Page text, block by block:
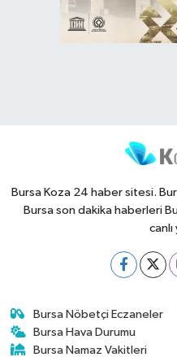
Bursa Koza 24 haber sitesi.
Bursa son dakika haberleri
canlı
Bursa Nöbetçi Eczaneler
Bursa Hava Durumu
Bursa Namaz Vakitleri